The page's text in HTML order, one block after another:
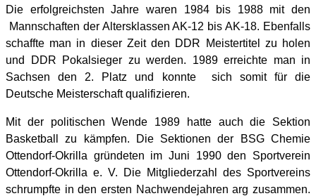
Die erfolgreichsten Jahre waren 1984 bis 1988 mit den
Mannschaften der Altersklassen AK-12 bis AK-18. Ebenfalls
schaffte man in dieser Zeit den DDR Meistertitel zu holen
und DDR Pokalsieger zu werden. 1989 erreichte man in
Sachsen den 2. Platz und konnte
sich somit für die
Deutsche Meisterschaft qualifizieren.
Mit der politischen Wende 1989 hatte auch die Sektion
Basketball zu kämpfen. Die Sektionen der BSG Chemie
Ottendorf-Okrilla gründeten im Juni 1990 den Sportverein
Ottendorf-Okrilla e. V. Die Mitgliederzahl des Sportvereins
schrumpfte in den ersten Nachwendejahren arg zusammen.